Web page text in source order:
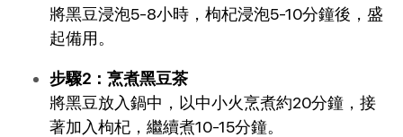
將黑豆浸泡5-8小時，枸杞浸泡5-10分鐘後，盛
起備用。
步驟2：烹煮黑豆茶
將黑豆放入鍋中，以中小火烹煮約20分鐘，接
著加入枸杞，繼續煮10-15分鐘。